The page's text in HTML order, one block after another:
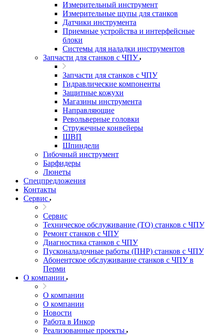
Измерительный инструмент
Измерительные щупы для станков
Датчики инструмента
Приемные устройства и интерфейсные
блоки
Системы для наладки инструментов
Запчасти для станков с ЧПУ
Запчасти для станков с ЧПУ
Гидравлические компоненты
Защитные кожухи
Магазины инструмента
Направляющие
Револьверные головки
Стружечные конвейеры
ШВП
Шпиндели
Гибочный инструмент
Барфидеры
Люнеты
Спецпредложения
Контакты
Сервис
Сервис
Техническое обслуживание (ТО) станков с ЧПУ
Ремонт станков с ЧПУ
Диагностика станков с ЧПУ
Пусконаладочные работы (ПНР) станков с ЧПУ
Абонентское обслуживание станков с ЧПУ в
Перми
О компании
О компании
О компании
Новости
Работа в Инкор
Реализованные проекты